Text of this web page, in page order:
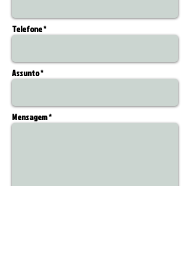
Telefone *
Assunto *
Mensagem *